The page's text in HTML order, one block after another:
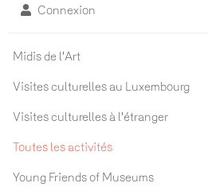
Connexion
Actualités ADM
Midis de l'Art
Visites culturelles au Luxembourg
Visites culturelles à l'étranger
Toutes les activités
Young Friends of Museums